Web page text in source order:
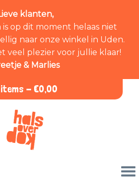
klanten,
op dit moment helaas niet
naar onze winkel in Uden.
veel plezier voor jullie klaar!
& Marlies
- €0,00